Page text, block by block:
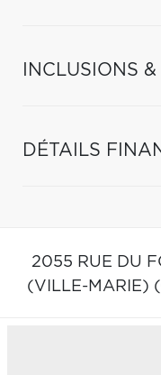
INCLUSIONS
DÉTAILS
2055 RUE DU
(VILLE-MARIE)